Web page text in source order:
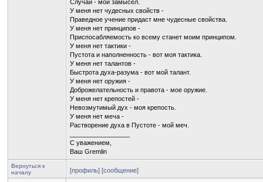
Случай - мой замысел.
У меня нет чудесных свойств -
Праведное учение придаст мне чудесные свойства.
У меня нет принципов -
Приспосабляемость ко всему станет моим принципом.
У меня нет тактики -
Пустота и наполненность - вот моя тактика.
У меня нет талантов -
Быстрота духа-разума - вот мой талант.
У меня нет оружия -
Доброжелательность и правота - мое оружие.
У меня нет крепостей -
Невозмутимый дух - моя крепость.
У меня нет меча -
Растворение духа в Пустоте - мой меч.
С уважением,
Ваш Gremlin
Вернуться к
началу
[профиль] [сообщение]